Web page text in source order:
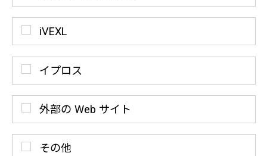
iVEXL
イプロス
外部の Web サイト
その他